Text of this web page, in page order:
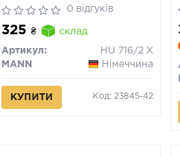
0 відгуків
325 ₴ склад
Артикул:
HU 716/2 X
MANN
Німеччина
КУПИТИ Код: 23845-42